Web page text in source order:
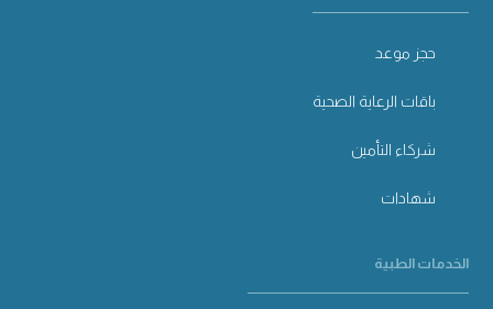
حجز موعد
باقات الرعاية الصحية
شركاء التأمين
شهادات
الخدمات الطبية